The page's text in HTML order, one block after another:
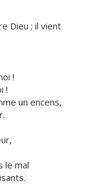
Dieu ; il vient
!
!
un encens,
le mal